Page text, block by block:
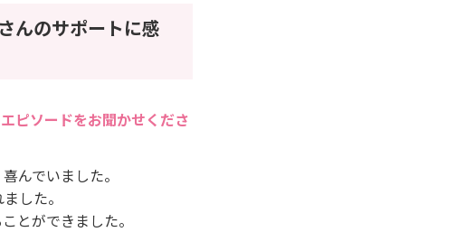
んのサポートに感
ピソードをお聞かせくださ
んでいました。
した。
とができました。